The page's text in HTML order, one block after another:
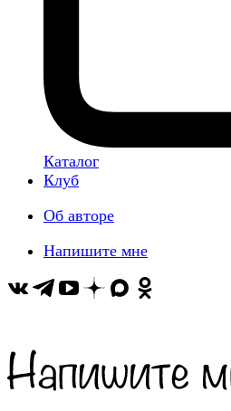
Каталог
Клуб
Об авторе
Напишите мне